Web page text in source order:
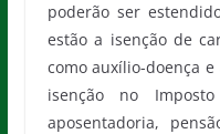
poderão ser
estão a isenção de
como auxílio-doença
isenção no
aposentadoria,